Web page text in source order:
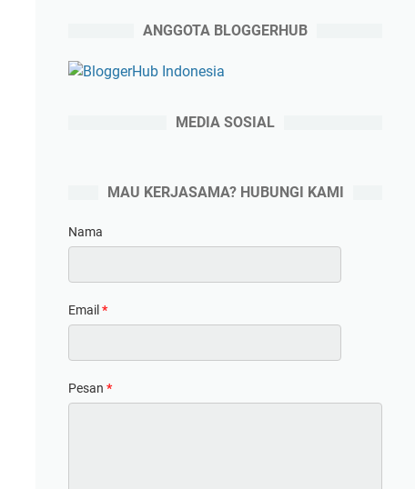
ANGGOTA BLOGGERHUB
MEDIA SOSIAL
MAU KERJASAMA? HUBUNGI KAMI
Nama
Email*
Pesan*